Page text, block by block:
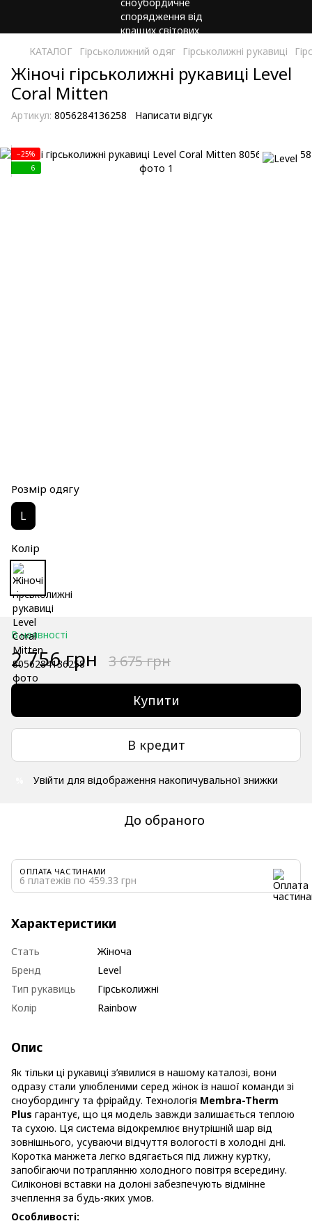
КАТАЛОГ Гірськолижний одяг Гірськолижні рукавиці
Жіночі гірськолижні рукавиці Level
Coral Mitten
Артикул: 8056284136258 Написати відгук
−25%
6
Розмір одягу
L
Колір
В наявності
2 756 грн 3 675 грн
Купити
В кредит
Увійти для відображення накопичувальної знижки
До обраного
ОПЛАТА ЧАСТИНАМИ
6 платежів по 459.33 грн
Характеристики
Стать
Жіноча
Бренд
Level
Тип рукавиць
Гірськолижні
Колір
Rainbow
Опис
Як тільки ці рукавиці з’явилися в нашому каталозі, вони
одразу стали улюбленими серед жінок із нашої команди зі
сноубордингу та фрірайду. Технологія Membra-Therm
Plus гарантує, що ця модель завжди залишається теплою
та сухою. Ця система відокремлює внутрішній шар від
зовнішнього, усуваючи відчуття вологості в холодні дні.
Коротка манжета легко вдягається під лижну куртку,
запобігаючи потраплянню холодного повітря всередину.
Силіконові вставки на долоні забезпечують відмінне
зчеплення за будь-яких умов.
Особливості: